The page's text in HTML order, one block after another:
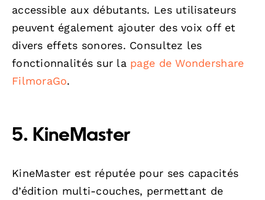
accessible aux débutants. Les utilisateurs
peuvent également ajouter des voix off et
divers effets sonores. Consultez les
fonctionnalités sur la page de Wondershare
FilmoraGo.
5. KineMaster
KineMaster est réputée pour ses capacités
d’édition multi-couches, permettant de